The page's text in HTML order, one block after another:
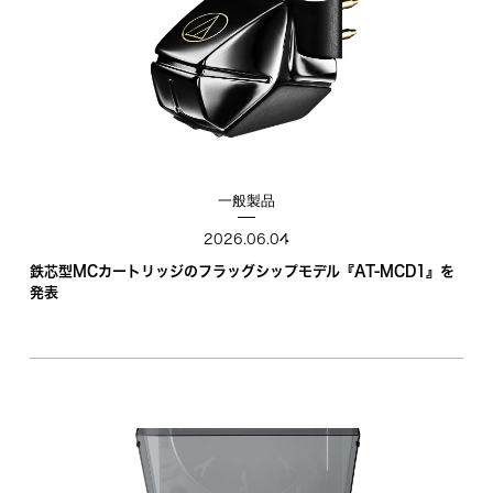
一般製品
2026.06.04
鉄芯型MCカートリッジのフラッグシップモデル『AT-MCD1』を
発表